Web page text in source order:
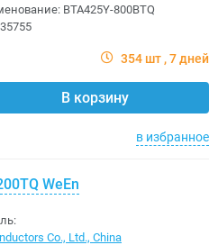
BTA425Y-800BTQ
354 шт 7 дней
В корзину
в избранное
WeEn
Co., Ltd., China